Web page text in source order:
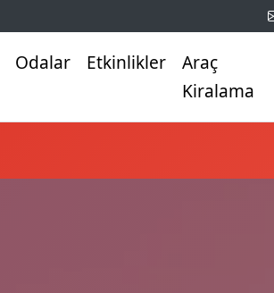
Odalar Etkinlikler
Araç
Kiralama